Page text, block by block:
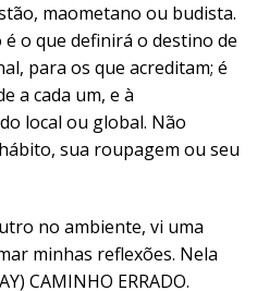
maometano ou budista.
o que definirá o destino de
para os que acreditam; é
a cada um, e à
local ou global. Não
sua roupagem ou seu
no ambiente, vi uma
minhas reflexões. Nela
CAMINHO ERRADO.